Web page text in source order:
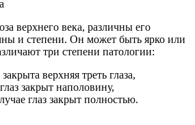
верхнего века, различны его
и степени. Он может быть ярко или
три степени патологии:
верхняя треть глаза,
закрыт наполовину,
глаз закрыт полностью.